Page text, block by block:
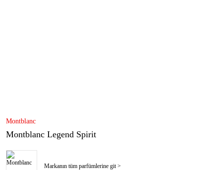
Montblanc
Montblanc Legend Spirit
Markanın tüm parfümlerine git >